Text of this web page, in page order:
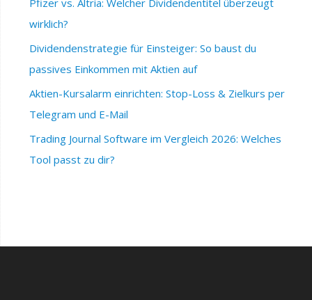
wirklich?
Dividendenstrategie für Einsteiger: So baust du
passives Einkommen mit Aktien auf
Aktien-Kursalarm einrichten: Stop-Loss & Zielkurs per
Telegram und E-Mail
Trading Journal Software im Vergleich 2026: Welches
Tool passt zu dir?